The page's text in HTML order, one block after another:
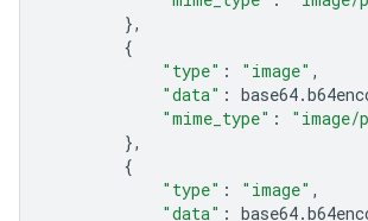
},
{
"type" : "image" ,
"data" : base64.
"mime_type" :
"image/
},
{
"type" : "image" ,
"data" : base64.